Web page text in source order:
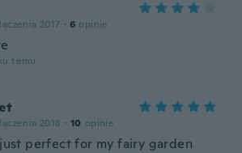
2017 · 6 opinie
temu
2018 · 10 opinie
perfect for my fairy garden